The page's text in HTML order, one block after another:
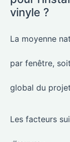
vinyle ?
La moyenne
par fenêtre,
global du
Les facteurs